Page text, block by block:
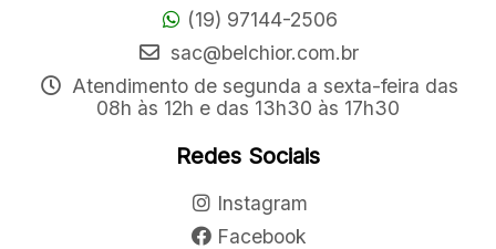
(19) 97144-2506
sac@belchior.com.br
Atendimento de segunda a sexta-feira das
08h às 12h e das 13h30 às 17h30
Redes Sociais
Instagram
Facebook